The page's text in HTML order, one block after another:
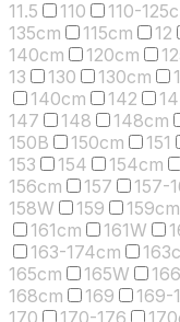
11.5
110 110-
135cm
115cm 12
140cm
120cm
13
130 130cm
140cm
142
147
148 148cm
150B
150cm 151
153
154 154cm
156cm
157 157-
158W
159 159cm
161cm
161W
163-174cm
165cm
165W 166
168cm
169 169-